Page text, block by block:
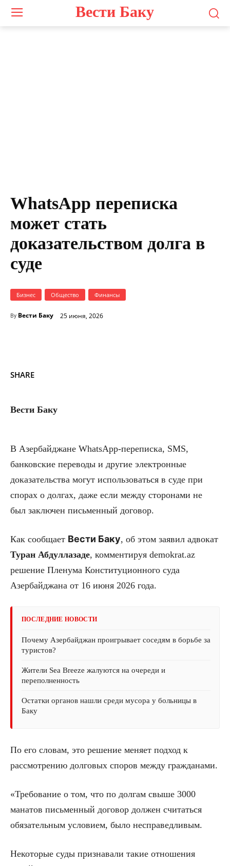
Вести Баку
WhatsApp переписка
может стать
доказательством долга в
суде
Бизнес Общество Финансы
By Вести Баку 25 июня, 2026
SHARE
Вести Баку
В Азербайджане WhatsApp-переписка, SMS,
банковские переводы и другие электронные
доказательства могут использоваться в суде при
спорах о долгах, даже если между сторонами не
был заключен письменный договор.
Как сообщает Вести Баку, об этом заявил адвокат
Туран Абдуллазаде, комментируя demokrat.az
решение Пленума Конституционного суда
Азербайджана от 16 июня 2026 года.
ПОСЛЕДНИЕ НОВОСТИ
Почему Азербайджан проигрывает соседям в борьбе за
туристов?
Жители Sea Breeze жалуются на очереди и
переполненность
Остатки органов нашли среди мусора у больницы в
Баку
По его словам, это решение меняет подход к
рассмотрению долговых споров между гражданами.
«Требование о том, что по долгам свыше 3000
манатов письменный договор должен считаться
обязательным условием, было несправедливым.
Некоторые суды признавали такие отношения